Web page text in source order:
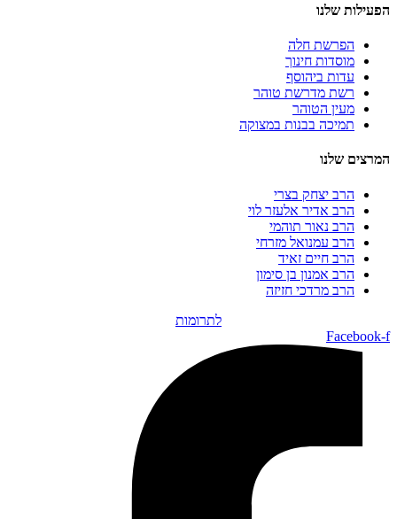
הפעילות שלנו
הפרשת חלה
מוסדות חינוך
עדות ביהוסף
רשת מדרשת טוהר
מעין הטוהר
תמיכה בבנות במצוקה
המרצים שלנו
הרב יצחק בצרי
הרב אדיר אלעזר לוי
הרב נאור תוהמי
הרב עמנואל מזרחי
הרב חיים זאיד
הרב אמנון בן סימון
הרב מרדכי חזיזה
לתרומות
Facebook-f